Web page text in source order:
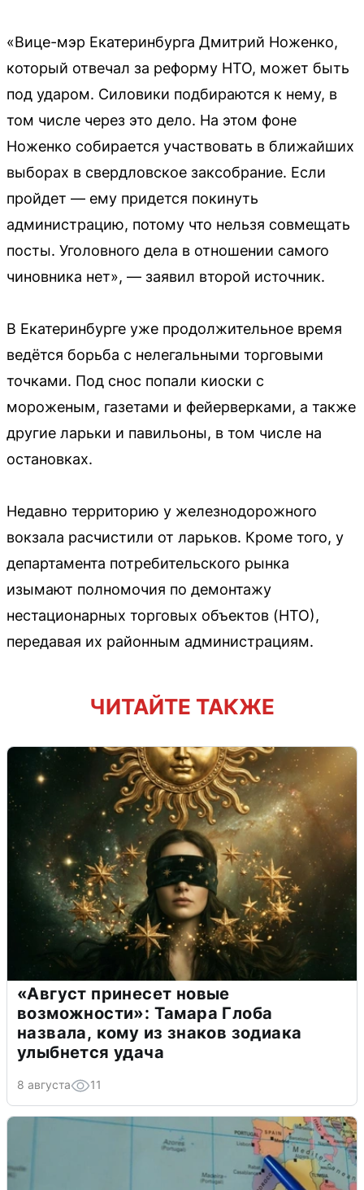
«Вице-мэр Екатеринбурга Дмитрий Ноженко,
который отвечал за реформу НТО, может быть
под ударом. Силовики подбираются к нему, в
том числе через это дело. На этом фоне
Ноженко собирается участвовать в ближайших
выборах в свердловское заксобрание. Если
пройдет — ему придется покинуть
администрацию, потому что нельзя совмещать
посты. Уголовного дела в отношении самого
чиновника нет», — заявил второй источник.
В Екатеринбурге уже продолжительное время
ведётся борьба с нелегальными торговыми
точками. Под снос попали киоски с
мороженым, газетами и фейерверками, а также
другие ларьки и павильоны, в том числе на
остановках.
Недавно территорию у железнодорожного
вокзала расчистили от ларьков. Кроме того, у
департамента потребительского рынка
изымают полномочия по демонтажу
нестационарных торговых объектов (НТО),
передавая их районным администрациям.
ЧИТАЙТЕ ТАКЖЕ
«Август принесет новые
возможности»: Тамара Глоба
назвала, кому из знаков зодиака
улыбнется удача
8 августа 11